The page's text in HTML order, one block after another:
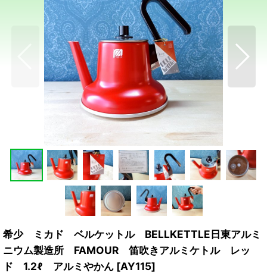
希少 ミカド ベルケットル BELLKETTLE日東アルミ
ニウム製造所 FAMOUR 笛吹きアルミケトル レッ
ド 1.2ℓ アルミやかん [AY115]